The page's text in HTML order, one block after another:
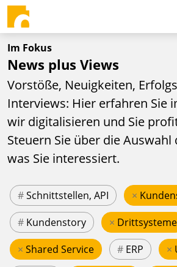
Im Fokus
News plus Views
Vorstöße, Neuigkeiten,
Interviews: Hier erfahren Sie
wir digitalisieren und Sie
Steuern Sie über die
was Sie interessiert.
#Schnittstellen, API ×
# Kundenstory × Drittsysteme
× Shared Service # ERP ×